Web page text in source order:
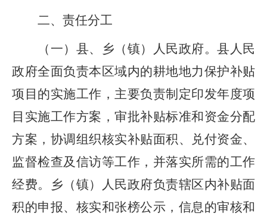
二、责任分工
（一）县、乡（镇）
人民政府。 县人民
政府全面负责本区域内的耕地地力保护补贴
项目的实施工作，主要负责制定印发年度项
目实施工作方案，审批补贴标准和资金分配
方案，协调组织核实补贴面积、兑付资金、
监督检查及信访等工作，并落实所需的工作
经费。乡 （镇）
人民政府负责辖区内补贴面
积的申报、核实和张榜公示，信息的审核和